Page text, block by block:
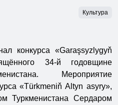
Культура
конкурса «Garaşsyzlygyň
34-й годовщине
Мероприятие
«Türkmeniň Altyn asyry»,
Туркменистана Сердаром